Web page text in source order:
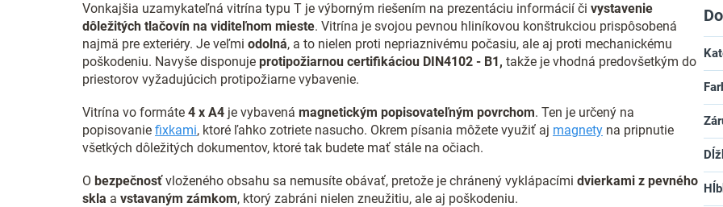
Vonkajšia uzamykateľná vitrína typu T je výborným riešením na prezentáciu informácií či vystavenie
dôležitých tlačovín na viditeľnom mieste. Vitrína je svojou pevnou hliníkovou konštrukciou prispôsobená
najmä pre exteriéry. Je veľmi odolná, a to nielen proti nepriaznivému počasiu, ale aj proti mechanickému
poškodeniu. Navyše disponuje protipožiarnou certifikáciou DIN4102 - B1, takže je vhodná predovšetkým do
priestorov vyžadujúcich protipožiarne vybavenie.
Vitrína vo formáte 4 x A4 je vybavená magnetickým popisovateľným povrchom. Ten je určený na
popisovanie fixkami, ktoré ľahko zotriete nasucho. Okrem písania môžete využiť aj magnety na pripnutie
všetkých dôležitých dokumentov, ktoré tak budete mať stále na očiach.
O bezpečnosťvloženého obsahu sa nemusíte obávať, pretože je chránený vyklápacími dvierkami z pevného
skla a vstavaným zámkom, ktorý zabráni nielen zneužitiu, ale aj poškodeniu.